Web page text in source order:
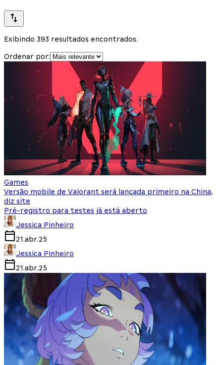
Exibindo 393 resultados encontrados.
Ordenar por:
Games
Versão mobile de Valorant será lançada primeiro na China,
diz site
Pré-registro para testes já está aberto
Jessica Pinheiro
21.abr.25
Jessica Pinheiro
21.abr.25